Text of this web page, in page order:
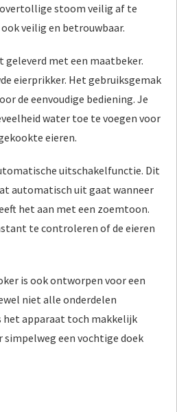
stoom veilig af te
veilig en betrouwbaar.
geleverd met een maatbeker.
eierprikker. Het gebruiksgemak
de eenvoudige bediening. Je
water toe te voegen voor
eieren.
uitschakelfunctie. Dit
automatisch uit gaat wanneer
het aan met een zoemtoon.
te controleren of de eieren
is ook ontworpen voor een
niet alle onderdelen
het apparaat toch makkelijk
simpelweg een vochtige doek